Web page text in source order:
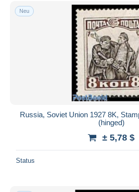
Kostenloser Versand
Zahlungsmethoden
PayPal
Banküberweisung
Mastercard
Bancontact
Gesamte Auswahl aufheben
Wohnsitz des Verkäufers
Neu
Russia, Soviet Union 1927 8K,
(hinged)
± 5,78 $
Status